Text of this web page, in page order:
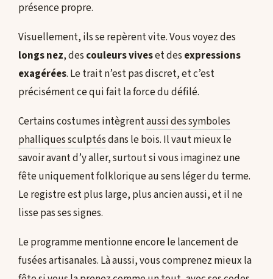
présence propre.
Visuellement, ils se repèrent vite. Vous voyez des
longs nez, des couleurs viveset des expressions
exagérées. Le trait n’est pas discret, et c’est
précisément ce qui fait la force du défilé.
Certains costumes intègrentaussi des symboles
phalliques sculptésdans le bois. Il vaut mieux le
savoir avant d’y aller, surtout si vous imaginez une
fête uniquement folklorique au sens léger du terme.
Le registre est plus large, plus ancien aussi, et il ne
lisse pas ses signes.
Le programme mentionne encore le lancement de
fusées artisanales. Là aussi, vous comprenez mieux la